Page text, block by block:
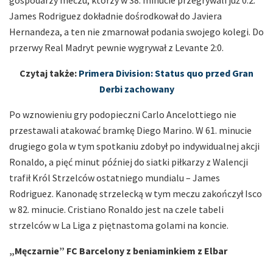
James Rodriguez dokładnie dośrodkował do Javiera
Hernandeza, a ten nie zmarnował podania swojego kolegi. Do
przerwy Real Madryt pewnie wygrywał z Levante 2:0.
Czytaj także: Primera Division: Status quo przed Gran
Derbi zachowany
Po wznowieniu gry podopieczni Carlo Ancelottiego nie
przestawali atakować bramkę Diego Marino. W 61. minucie
drugiego gola w tym spotkaniu zdobył po indywidualnej akcji
Ronaldo, a pięć minut później do siatki piłkarzy z Walencji
trafił Król Strzelców ostatniego mundialu – James
Rodriguez. Kanonadę strzelecką w tym meczu zakończył Isco
w 82. minucie. Cristiano Ronaldo jest na czele tabeli
strzelców w La Liga z piętnastoma golami na koncie.
„Męczarnie” FC Barcelony z beniaminkiem z Elbar